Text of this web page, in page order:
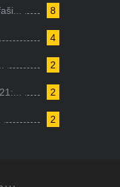
8
4
2
2
2